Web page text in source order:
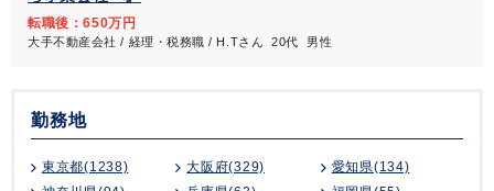
転職後：650万円
大手不動産会社 / 経理・税務職 / H.Tさん 20代 男性
勤務地
東京都(1238) 大阪府(329)
愛知県(134)